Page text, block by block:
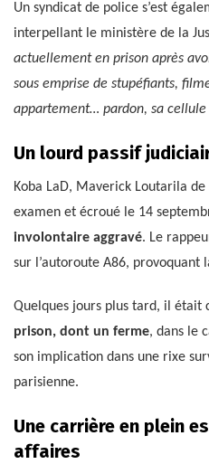
Un syndicat de police s’est
interpellant le ministère de la
actuellement en prison après
sous emprise de stupéfiants,
appartement… pardon, sa cellule
Un lourd passif
Koba LaD, Maverick Loutarila
examen et écroué le 14
involontaire aggravé. Le
sur l’autoroute A86, provoquant
Quelques jours plus tard, il était
prison, dont un ferme, dans le
son implication dans une rixe
parisienne.
Une carrière en plein
affaires